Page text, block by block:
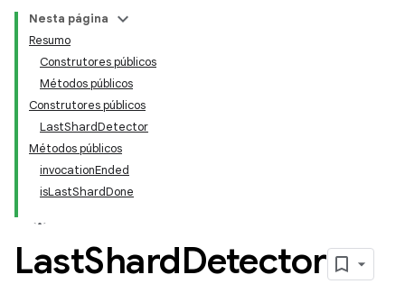
Nesta página
Resumo
Construtores públicos
Métodos públicos
Construtores públicos
LastShardDetector
Métodos públicos
invocationEnded
isLastShardDone
LastShardDetector